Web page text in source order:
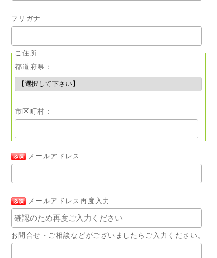
フリガナ
ご住所
都道府県：
市区町村：
メールアドレス
メールアドレス再度入力
お問合せ・ご相談などがございましたらご入力ください。